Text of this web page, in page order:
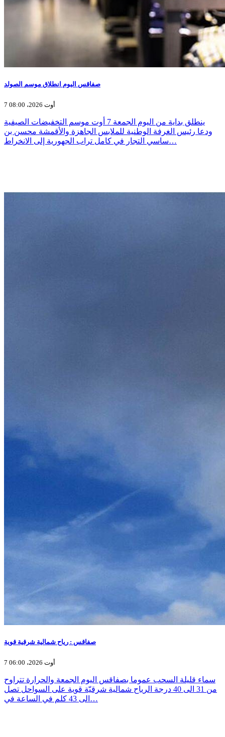
صفاقس اليوم انطلاق موسم الصولد
7 أوت 2026، 08:00
ينطلق بداية من اليوم الجمعة 7 أوت موسم التخفيضات الصيفية
ودعا رئيس الغرفة الوطنية للملابس الجاهزة والأقمشة محسن بن
ساسي التجار في كامل تراب الجهورية إلى الانخراط…
صفاقس : رياح شمالية شرقية قوية
7 أوت 2026، 06:00
سماء قليلة السحب عموما بصفاقس اليوم الجمعة والحرارة تتراوح
من 31 الى 40 درجة الرياح شمالية شرقيّة قوية على السواحل تصل
الى 43 كلم في الساعة في…